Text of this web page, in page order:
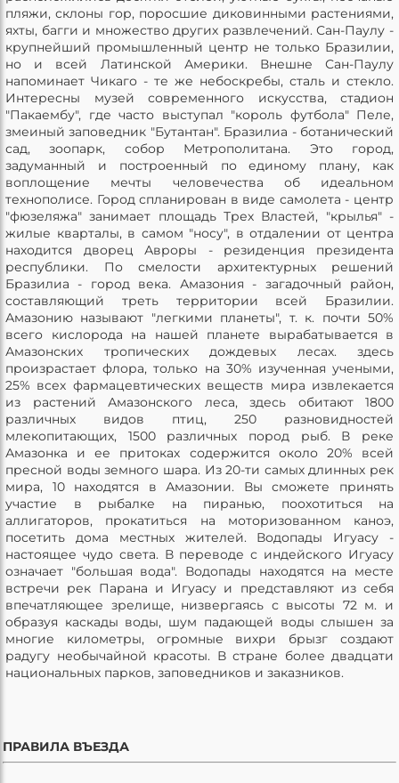
пляжи, склоны гор, поросшие диковинными растениями,
яхты, багги и множество других развлечений. Сан-Паулу -
крупнейший промышленный центр не только Бразилии,
но и всей Латинской Америки. Внешне Сан-Паулу
напоминает Чикаго - те же небоскребы, сталь и стекло.
Интересны музей современного искусства, стадион
"Пакаембу", где часто выступал "король футбола" Пеле,
змеиный заповедник "Бутантан". Бразилиа - ботанический
сад, зоопарк, собор Метрополитана. Это город,
задуманный и построенный по единому плану, как
воплощение мечты человечества об идеальном
технополисе. Город спланирован в виде самолета - центр
"фюзеляжа" занимает площадь Трех Властей, "крылья" -
жилые кварталы, в самом "носу", в отдалении от центра
находится дворец Авроры - резиденция президента
республики. По смелости архитектурных решений
Бразилиа - город века. Амазония - загадочный район,
составляющий треть территории всей Бразилии.
Амазонию называют "легкими планеты", т. к. почти 50%
всего кислорода на нашей планете вырабатывается в
Амазонских тропических дождевых лесах. здесь
произрастает флора, только на 30% изученная учеными,
25% всех фармацевтических веществ мира извлекается
из растений Амазонского леса, здесь обитают 1800
различных видов птиц, 250 разновидностей
млекопитающих, 1500 различных пород рыб. В реке
Амазонка и ее притоках содержится около 20% всей
пресной воды земного шара. Из 20-ти самых длинных рек
мира, 10 находятся в Амазонии. Вы сможете принять
участие в рыбалке на пиранью, поохотиться на
аллигаторов, прокатиться на моторизованном каноэ,
посетить дома местных жителей. Водопады Игуасу -
настоящее чудо света. В переводе с индейского Игуасу
означает "большая вода". Водопады находятся на месте
встречи рек Парана и Игуасу и представляют из себя
впечатляющее зрелище, низвергаясь с высоты 72 м. и
образуя каскады воды, шум падающей воды слышен за
многие километры, огромные вихри брызг создают
радугу необычайной красоты. В стране более двадцати
национальных парков, заповедников и заказников.
ПРАВИЛА ВЪЕЗДА